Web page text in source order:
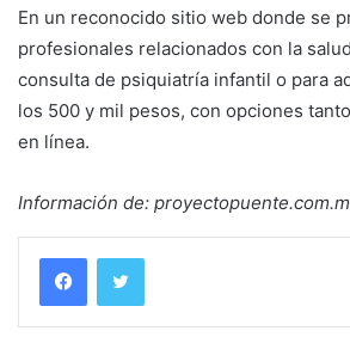
En un reconocido sitio web donde se
profesionales relacionados con la
consulta de psiquiatría infantil o para
los 500 y mil pesos, con opciones
en línea.
Información de: